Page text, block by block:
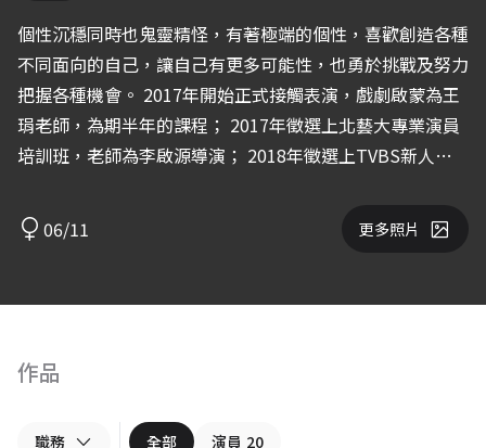
個性沉穩同時也鬼靈精怪，有著極端的個性，喜歡創造各種
不同面向的自己，讓自己有更多可能性，也勇於挑戰及努力
把握各種機會。 2017年開始正式接觸表演，戲劇啟蒙為王
琄老師，為期半年的課程； 2017年徵選上北藝大專業演員
培訓班，老師為李啟源導演； 2018年徵選上TVBS新人
來學習、精進自己的表演，謝謝。
06/11 更多照片
作品
職務 全部 演員 20